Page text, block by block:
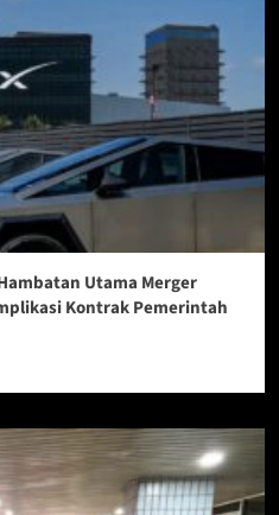
Utama Merger
Kontrak Pemerintah